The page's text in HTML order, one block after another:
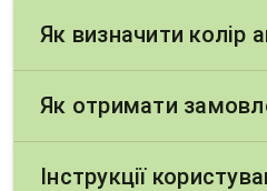
Як визначити колір
Як отримати
Інструкції